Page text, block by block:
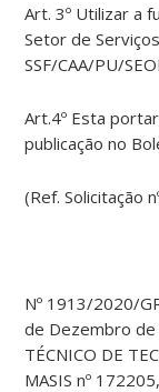
Art. 3º Utilizar a
Setor de
SSF/CAA/PU/
Art.4º Esta
publicação no
(Ref. Solicitação
Nº 1913/2020/
de Dezembro
TÉCNICO DE
MASIS nº